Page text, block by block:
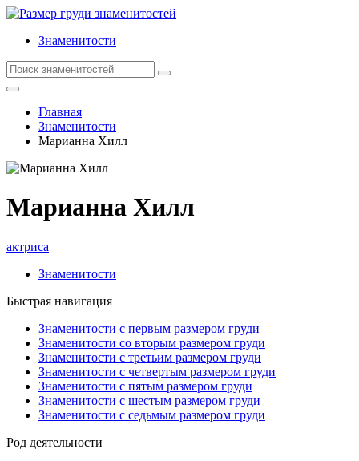
Знаменитости
Главная
Знаменитости
Марианна Хилл
Марианна Хилл
актриса
Знаменитости
Быстрая навигация
Знаменитости с первым размером груди
Знаменитости со вторым размером груди
Знаменитости с третьим размером груди
Знаменитости с четвертым размером груди
Знаменитости с пятым размером груди
Знаменитости с шестым размером груди
Знаменитости с седьмым размером груди
Род деятельности